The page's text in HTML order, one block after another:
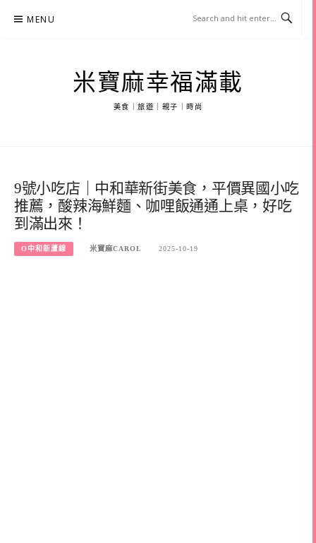
MENU
米寶麻幸福滿載
美食｜旅遊｜親子｜時尚
9號小吃店｜中和華新街美食，平價異國小吃
推薦，酸辣海鮮麵、咖哩飯通通上桌，好吃
到滿出來！
O中和新蘆線 米寶麻CAROL 2025-10-19